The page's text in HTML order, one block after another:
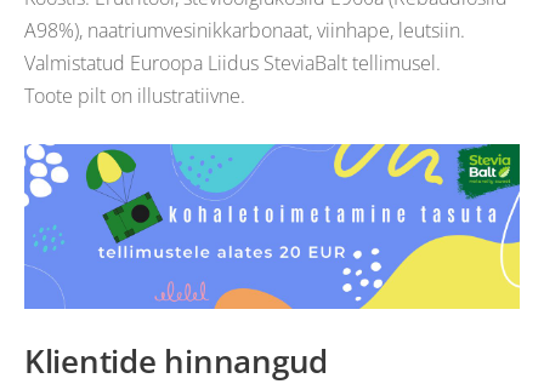
A98%), naatriumvesinikkarbonaat, viinhape, leutsiin.
Valmistatud Euroopa Liidus SteviaBalt tellimusel.
Toote pilt on illustratiivne.
Klientide hinnangud